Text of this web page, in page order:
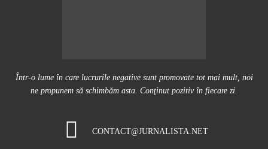
Într-o lume în care lucrurile negative sunt promovate tot mai mult, noi
ne propunem să schimbăm asta. Conţinut pozitiv în fiecare zi.
CONTACT@JURNALISTA.NET